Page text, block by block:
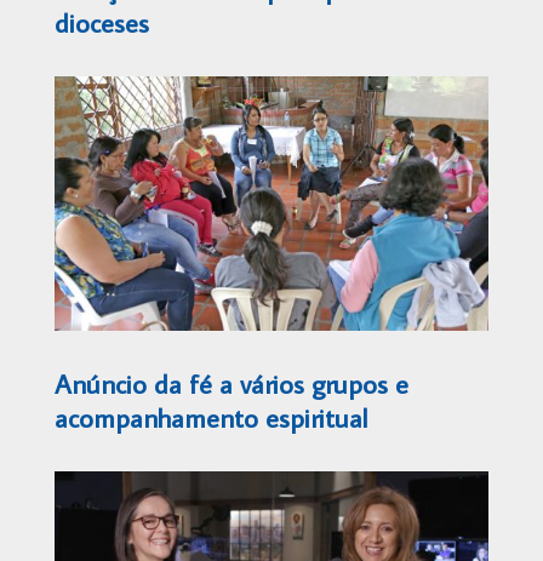
dioceses
Anúncio da fé a vários grupos e
acompanhamento espiritual